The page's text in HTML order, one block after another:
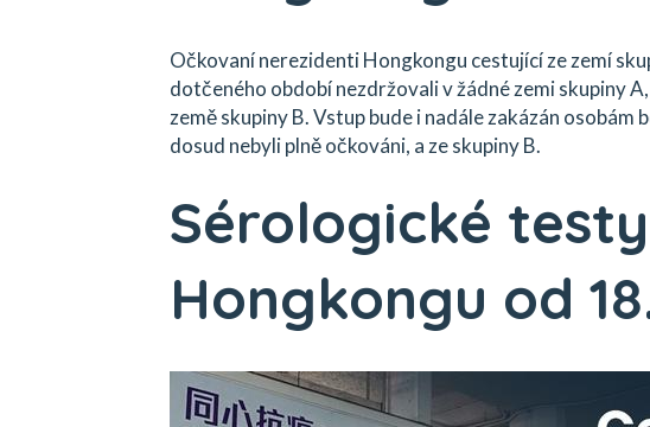
Očkovaní nerezidenti Hongkongu cestující ze zemí
dotčeného období nezdržovali v žádné zemi skupiny
země skupiny B. Vstup bude i nadále zakázán
dosud nebyli plně očkováni, a ze skupiny B.
Sérologické
Hongkongu od